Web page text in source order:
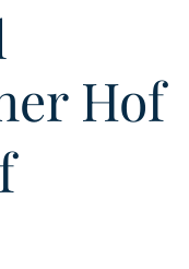
Hof